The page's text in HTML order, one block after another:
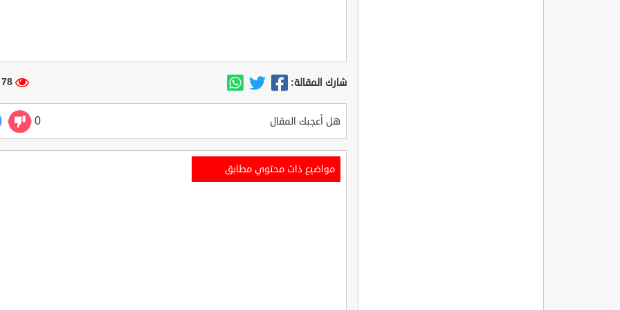
شارك المقالة: 78 مشاهدة
هل أعجبك المقال 0
مواضيع ذات محتوي مطابق